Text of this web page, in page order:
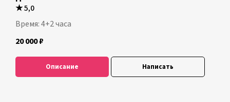
★5,0
Время: 4+2 часа
20 000₽
Описание Написать